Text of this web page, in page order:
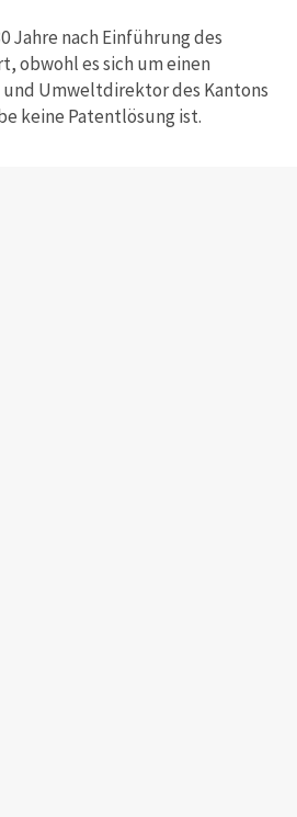
Jahre nach Einführung des
obwohl es sich um einen
Umweltdirektor des Kantons
keine Patentlösung ist.